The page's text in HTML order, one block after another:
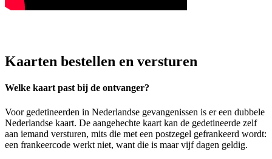
Kaarten bestellen en versturen
Welke kaart past bij de ontvanger?
Voor gedetineerden in Nederlandse gevangenissen is er een dubbele
Nederlandse kaart. De aangehechte kaart kan de gedetineerde zelf
aan iemand versturen, mits die met een postzegel gefrankeerd wordt:
een frankeercode werkt niet, want die is maar vijf dagen geldig.